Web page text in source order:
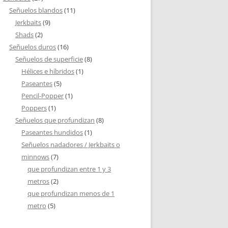
Señuelos blandos(11)
Jerkbaits(9)
Shads(2)
Señuelos duros(16)
Señuelos de superficie(8)
Hélices e híbridos(1)
Paseantes(5)
Pencil-Popper(1)
Poppers(1)
Señuelos que profundizan (8)
Paseantes hundidos(1)
Señuelos nadadores / Jerkbaits o
minnows(7)
que profundizan entre 1 y 3
metros(2)
que profundizan menos de 1
metro (5)